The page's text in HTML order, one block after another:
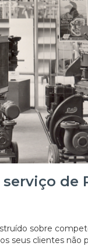
de
sobre
seus clientes não